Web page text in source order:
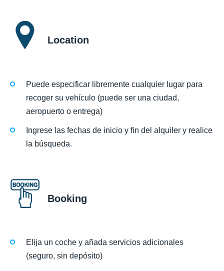
Location
Puede especificar libremente cualquier lugar para
recoger su vehículo (puede ser una ciudad,
aeropuerto o entrega)
Ingrese las fechas de inicio y fin del alquiler y realice
la búsqueda.
Booking
Elija un coche y añada servicios adicionales
(seguro, sin depósito)